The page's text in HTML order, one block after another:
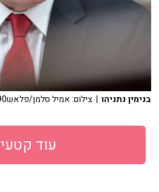
בנימין נתניהו| צילום: אמיל סלמן/פלאש90